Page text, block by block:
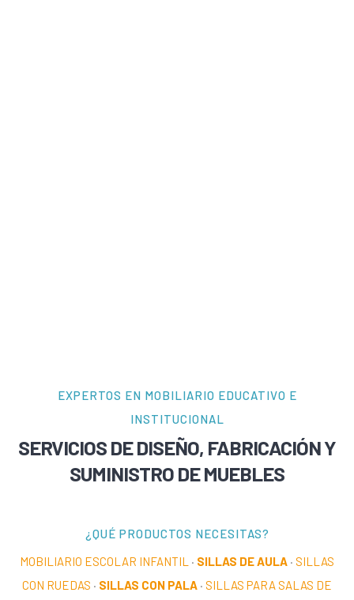
EXPERTOS EN MOBILIARIO EDUCATIVO E
INSTITUCIONAL
SERVICIOS DE DISEÑO, FABRICACIÓN Y
SUMINISTRO DE MUEBLES
¿QUÉ PRODUCTOS NECESITAS?
MOBILIARIO ESCOLAR INFANTIL · SILLAS DE AULA · SILLAS
CON RUEDAS · SILLAS CON PALA · SILLAS PARA SALAS DE